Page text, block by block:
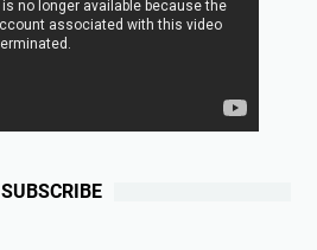
SUBSCRIBE